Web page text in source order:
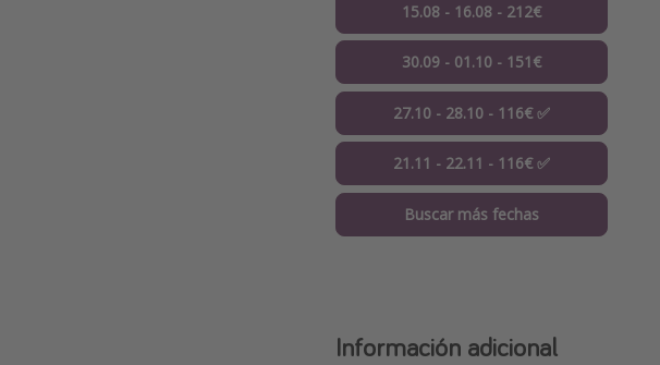
15.08 - 16.08 - 212€
30.09 - 01.10 - 151€
27.10 - 28.10 - 116€ ✅
21.11 - 22.11 - 116€ ✅
Buscar más fechas
Información adicional